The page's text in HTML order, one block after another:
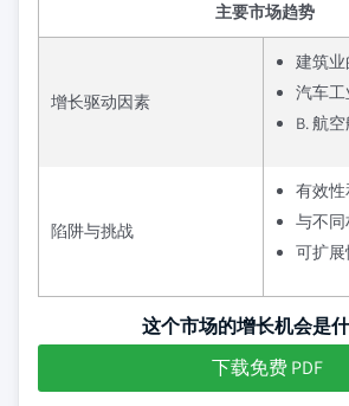
主要市场趋势
增长驱动因素
建筑
汽车
B. 航
陷阱与挑战
有效
与不
可扩
这个市场的增长机会是
下载免费 PDF